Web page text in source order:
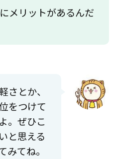
メリットがあるんだ
さとか、
をつけて
。ぜひこ
と思える
みてね。